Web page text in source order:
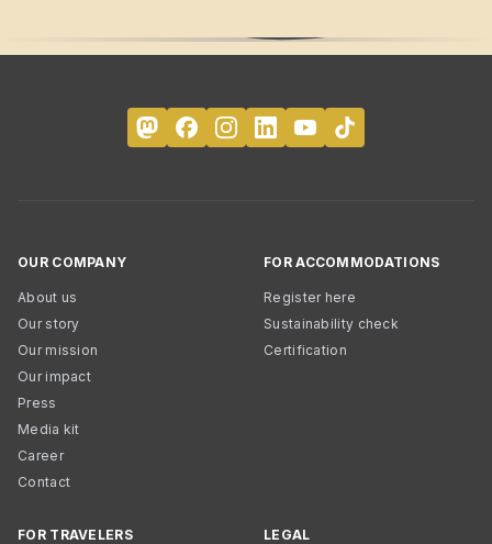
OUR COMPANY
About us
Our story
Our mission
Our impact
Press
Media kit
Career
Contact
FOR ACCOMMODATIONS
Register here
Sustainability check
Certification
FOR TRAVELERS LEGAL